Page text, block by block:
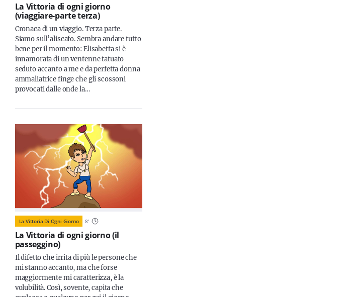
La Vittoria di ogni giorno
(viaggiare-parte terza)
Cronaca di un viaggio. Terza parte.
Siamo sull’aliscafo. Sembra andare tutto
bene per il momento: Elisabetta si è
innamorata di un ventenne tatuato
seduto accanto a me e da perfetta donna
ammaliatrice finge che gli scossoni
provocati dalle onde la…
La Vittoria Di Ogni Giorno 8'
La Vittoria di ogni giorno (il
passeggino)
Il difetto che irrita di più le persone che
mi stanno accanto, ma che forse
maggiormente mi caratterizza, è la
volubilità. Così, sovente, capita che